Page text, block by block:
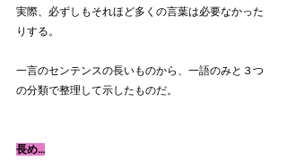
実際、必ずしもそれほど多くの言葉は必要なかった
りする。
一言のセンテンスの長いものから、一語のみと３つ
の分類で整理して示したものだ。
長め…